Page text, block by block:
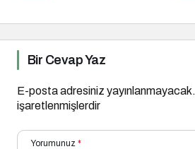
Bir Cevap Yaz
E-posta adresiniz yayınlanmayacak.
işaretlenmişlerdir
Yorumunuz *